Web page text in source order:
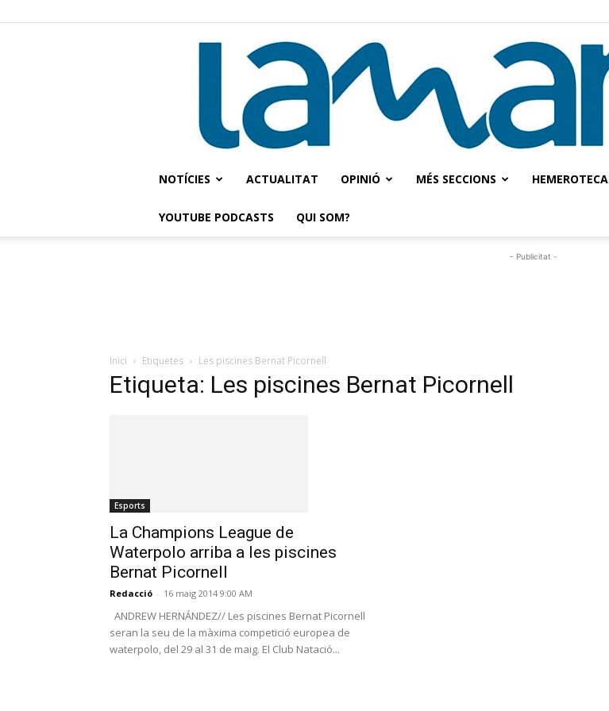
NOTÍCIES ACTUALITAT OPINIÓ MÉS SECCIONS HEMEROTECA
YOUTUBE PODCASTS QUI SOM?
- Publicitat -
Inici Etiquetes Les piscines Bernat Picornell
Etiqueta: Les piscines Bernat Picornell
Esports
La Champions League de
Waterpolo arriba a les piscines
Bernat Picornell
Redacció - 16 maig 2014 9:00 AM
ANDREW HERNÁNDEZ// Les piscines Bernat Picornell
seran la seu de la màxima competició europea de
waterpolo, del 29 al 31 de maig. El Club Natació...